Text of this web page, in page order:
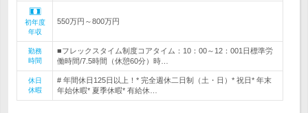
初年度
年収
550万円～800万円
勤務
時間
■フレックスタイム制度コアタイム：10：00～12：001日標準労
働時間/7.5時間（休憩60分）時…
休日
休暇
# 年間休日125日以上！* 完全週休二日制（土・日）* 祝日* 年末
年始休暇* 夏季休暇* 有給休…